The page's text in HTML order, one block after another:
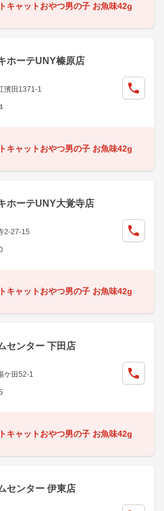
キャットおやつ男の子 お魚味42g
ホーテUNY榛原店
濱田1371-1
キャットおやつ男の子 お魚味42g
ホーテUNY大覚寺店
2-27-15
キャットおやつ男の子 お魚味42g
センター 下田店
ケ田52-1
キャットおやつ男の子 お魚味42g
センター 伊東店